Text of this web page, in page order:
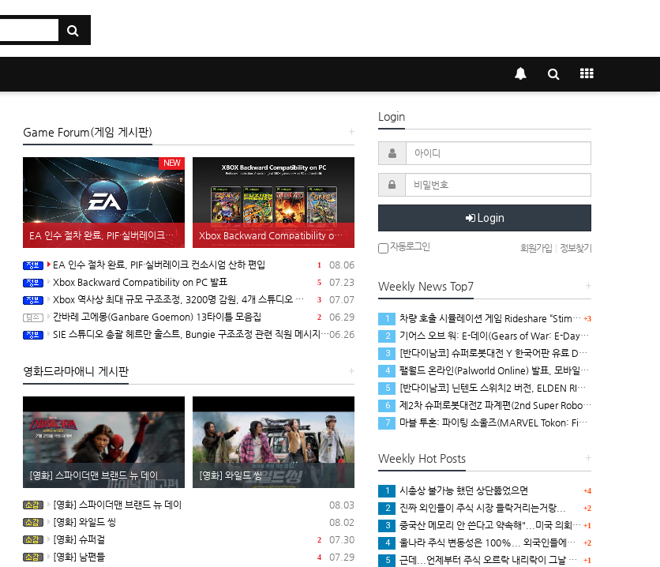
+
Game Forum(게임 게시판)
NEW
1
EA 인수 절차 완료, PIF·실버레이크 컨소시엄 산하 편입 5
Xbox Backward Compatibility on PC 발표
1 08.06
EA 인수 절차 완료, PIF·실버레이크 컨소시엄 산하 편입
5 07.23
Xbox Backward Compatibility on PC 발표
3 07.07
Xbox 역사상 최대 규모 구조조정, 3200명 감원, 4개 스튜디오 분리
2 06.29
간바레 고에몽(Ganbare Goemon) 13타이틀 모음집
06.26
SIE 스튜디오 총괄 헤르만 훌스트, Bungie 구조조정 관련 직원 메시지 공개
+
영화드라마애니 게시판
[영화] 스파이더맨 브랜드 뉴 데이 [영화] 와일드 씽
08.03
[영화] 스파이더맨 브랜드 뉴 데이
08.02
[영화] 와일드 씽
2 07.30
[영화] 슈퍼걸
4 07.29
[영화] 남편들
Login
Login
자동로그인 회원가입 정보찾기
+
Weekly News Top7
+3
1 차량 호출 시뮬레이션 게임 Rideshare “Stimulator” 동영상
2 기어스 오브 워: E-데이(Gears of War: E-Day) 멀티 플레이 트레일러(XBSX/PC)
3 [반다이남코] 슈퍼로봇대전 Y 한국어판 유료 DLC 애니버서리 확장팩, 8월 5일 판매 시작
4 팰월드 온라인(Palworld Online) 발표, 모바일용 오픈 월드 멀티플레이 생존 크래프트
5 [반다이남코] 닌텐도 스위치2 버전, ELDEN RING 빛바랜 자 에디션 패키지 예약 판매, 8월 5일 시작
6 제2차 슈퍼로봇대전Z 파계편(2nd Super Robot Wars Z: Break the World Chapter) Remastered 제작 결정
7 마블 투혼: 파이팅 소울즈(MARVEL Tokon: Fighting Souls) 런칭 트레일러
+
Weekly Hot Posts
+4
1 시총상 불가능 했던 상단뚫었으면
+2
2 진짜 외인들이 주식 시장 들락거리는거랑...
+1
3 중국산 메모리 안 쓴다고 약속해"...미국 의회, 애플에 '경고장'
+2
4 울나라 주식 변동성은 100%... 외국인들에서 비롯되는거임.
+1
5 근데...언제부터 주식 오르락 내리락이 그날 메인뉴스가...;;